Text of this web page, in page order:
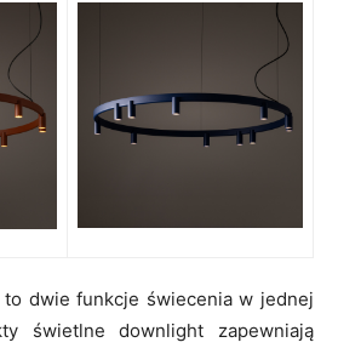
dwie funkcje świecenia w jednej
świetlne downlight zapewniają